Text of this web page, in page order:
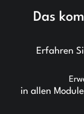
Das
Erfahren
in allen